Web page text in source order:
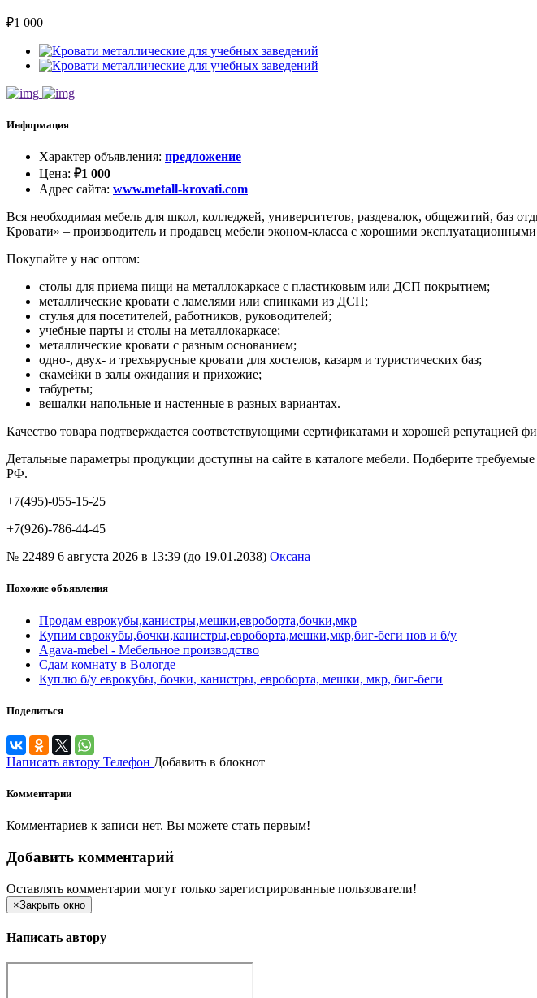
₽1 000
Информация
Характер объявления: предложение
Цена: ₽1 000
Адрес сайта: www.metall-krovati.com
Вся необходимая мебель для школ, колледжей, университетов, раздевалок, общежитий, баз
Кровати» – производитель и продавец мебели эконом-класса с хорошими
Покупайте у нас оптом:
столы для приема пищи на металлокаркасе с пластиковым или ДСП покрытием;
металлические кровати с ламелями или спинками из ДСП;
стулья для посетителей, работников, руководителей;
учебные парты и столы на металлокаркасе;
металлические кровати с разным основанием;
одно-, двух- и трехъярусные кровати для хостелов, казарм и туристических баз;
скамейки в залы ожидания и прихожие;
табуреты;
вешалки напольные и настенные в разных вариантах.
Качество товара подтверждается соответствующими сертификатами и хорошей репутацией
Детальные параметры продукции доступны на сайте в каталоге мебели. Подберите
РФ.
+7(495)-055-15-25
+7(926)-786-44-45
№ 22489 6 августа 2026 в 13:39 (до 19.01.2038) Оксана
Похожие объявления
Продам еврокубы,канистры,мешки,евроборта,бочки,мкр
Купим еврокубы,бочки,канистры,евроборта,мешки,мкр,биг-беги нов и б/у
Agava-mebel - Мебельное производство
Сдам комнату в Вологде
Куплю б/у еврокубы, бочки, канистры, евроборта, мешки, мкр, биг-беги
Поделиться
Написать автору Телефон Добавить в блокнот
Комментарии
Комментариев к записи нет. Вы можете стать первым!
Добавить комментарий
Оставлять комментарии могут только зарегистрированные пользователи!
×Закрыть окно
Написать автору